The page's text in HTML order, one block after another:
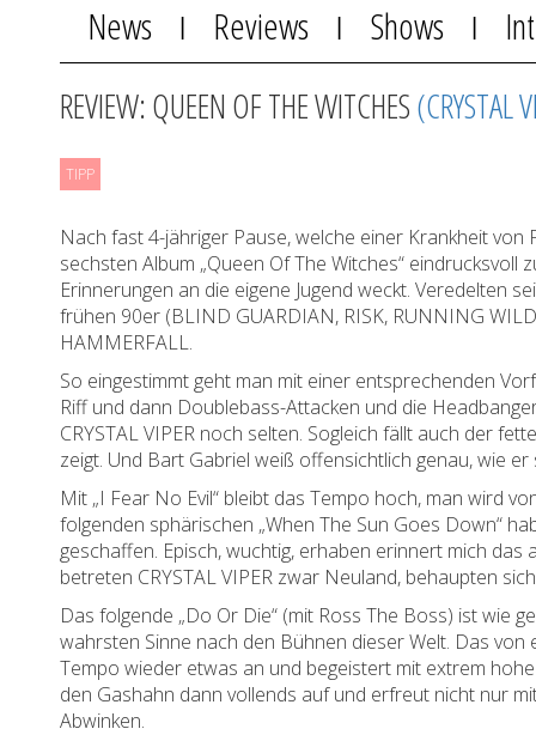
News Reviews Shows
REVIEW: QUEEN OF THE WITCHES(CRYSTAL
TIPP
Nach fast 4-jähriger Pause, welche einer Krankheit von
sechsten Album „Queen Of The Witches“
Erinnerungen an die eigene Jugend weckt. Veredelten
frühen 90er (BLIND GUARDIAN, RISK, RUNNING
HAMMERFALL.
So eingestimmt geht man mit einer entsprechenden
Riff und dann Doublebass-Attacken und die
CRYSTAL VIPER noch selten. Sogleich fällt auch der
zeigt. Und Bart Gabriel weiß offensichtlich genau, wie
Mit „I Fear No Evil“ bleibt das Tempo hoch, man wird
folgenden sphärischen „When The Sun Goes Down“
geschaffen. Episch, wuchtig, erhaben erinnert mich
betreten CRYSTAL VIPER zwar Neuland, behaupten
Das folgende „Do Or Die“ (mit Ross The Boss) ist wie
wahrsten Sinne nach den Bühnen dieser Welt. Das
Tempo wieder etwas an und begeistert mit extrem
den Gashahn dann vollends auf und erfreut nicht nur
Abwinken.